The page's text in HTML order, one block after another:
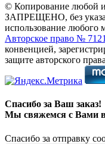
© Копирование любой
ЗАПРЕЩЕНО, без
использование любого
Авторское право №
конвенцией,
защите авторского
Спасибо за Ваш заказ!
Мы свяжемся с Вами
Спасибо за отправку